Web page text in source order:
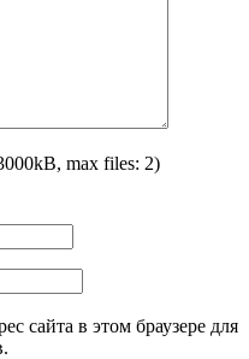
max files: 2)
сайта в этом браузере для